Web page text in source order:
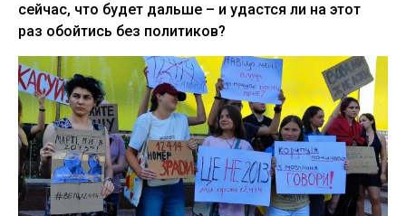
сейчас, что будет дальше – и удастся ли на этот
раз обойтись без политиков?